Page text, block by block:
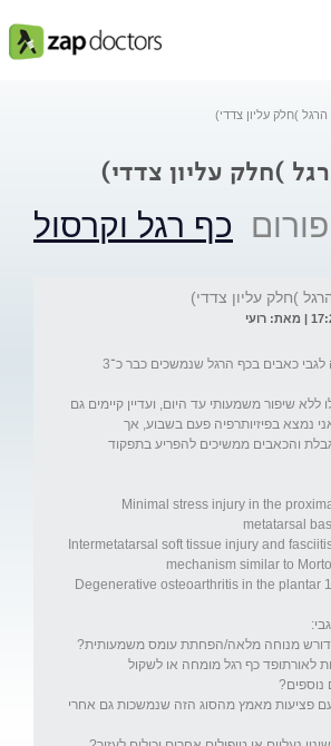
)חלק עליון צדדי)
)חלק עליון צדדי)
כף רגל וקרסול
)חלק עליון צדדי)
ללא שיפור משמעותי עד היום, ועדיין קיימים גם
נמצא בפיזיותרפיה פעם בשבוע, אך
והכאבים ממשיכים להפריע בתפקוד
Minimal stress injury in the
Intermetatarsal soft tissue injury and
Degenerative osteoarthritis in the plantar
לאורתופד כף רגל מומחה או לשקול
עם פציעות מאמץ מהסוג הזה שנמשכות גם אחרי